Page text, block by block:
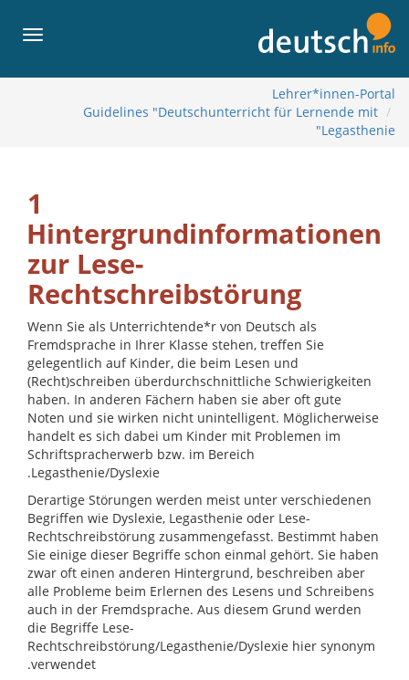
المحتويات
Lehrer*innen-Portal
Guidelines "Deutschunterricht für Lernende mit
Legasthenie"
1
Hintergrundinformationen
zur Lese-
Rechtschreibstörung
Wenn Sie als Unterrichtende*r von Deutsch als
Fremdsprache in Ihrer Klasse stehen, treffen Sie
gelegentlich auf Kinder, die beim Lesen und
(Recht)schreiben überdurchschnittliche Schwierigkeiten
haben. In anderen Fächern haben sie aber oft gute
Noten und sie wirken nicht unintelligent. Möglicherweise
handelt es sich dabei um Kinder mit Problemen im
Schriftspracherwerb bzw. im Bereich
Legasthenie/Dyslexie.
Derartige Störungen werden meist unter verschiedenen
Begriffen wie Dyslexie, Legasthenie oder Lese-
Rechtschreibstörung zusammengefasst. Bestimmt haben
Sie einige dieser Begriffe schon einmal gehört. Sie haben
zwar oft einen anderen Hintergrund, beschreiben aber
alle Probleme beim Erlernen des Lesens und Schreibens
auch in der Fremdsprache. Aus diesem Grund werden
die Begriffe Lese-
Rechtschreibstörung/Legasthenie/Dyslexie hier synonym
verwendet.